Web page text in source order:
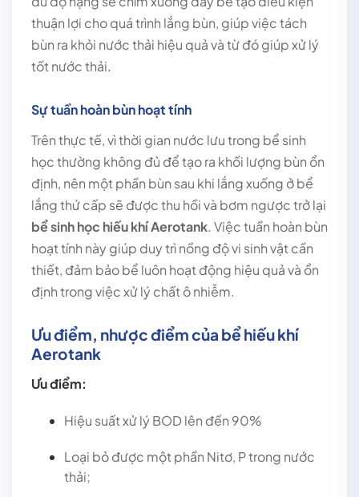
thuận lợi cho quá trình lắng bùn, giúp việc tách
bùn ra khỏi nước thải hiệu quả và từ đó giúp xử lý
tốt nước thải.
Sự tuần hoàn bùn hoạt tính
Trên thực tế, vì thời gian nước lưu trong bể sinh
học thường không đủ để tạo ra khối lượng bùn ổn
định, nên một phần bùn sau khi lắng xuống ở bể
lắng thứ cấp sẽ đượcthu hồi và bơm ngược trở lại
bể sinh học hiếu khí Aerotank. Việc tuần hoàn bùn
hoạt tính này giúp duy trì nồng độ vi sinh vật cần
thiết, đảm bảo bể luôn hoạt động hiệu quả và ổn
định trong việc xử lý chất ô nhiễm.
Ưu điểm, nhược điểm của bể hiếu khí
Aerotank
Ưu điểm:
Hiệu suất xử lý BOD lên đến 90%
Loại bỏ được một phần Nitơ, P trong nước
thải;